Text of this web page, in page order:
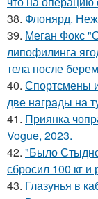
38. Флонярд.
39. Меган Фокс
липофилинга
тела после
40. Спортсмены
две награды на
41. Приянка
Vogue, 2023.
42. "Было
сбросил 100 кг и
43. Глазунья в